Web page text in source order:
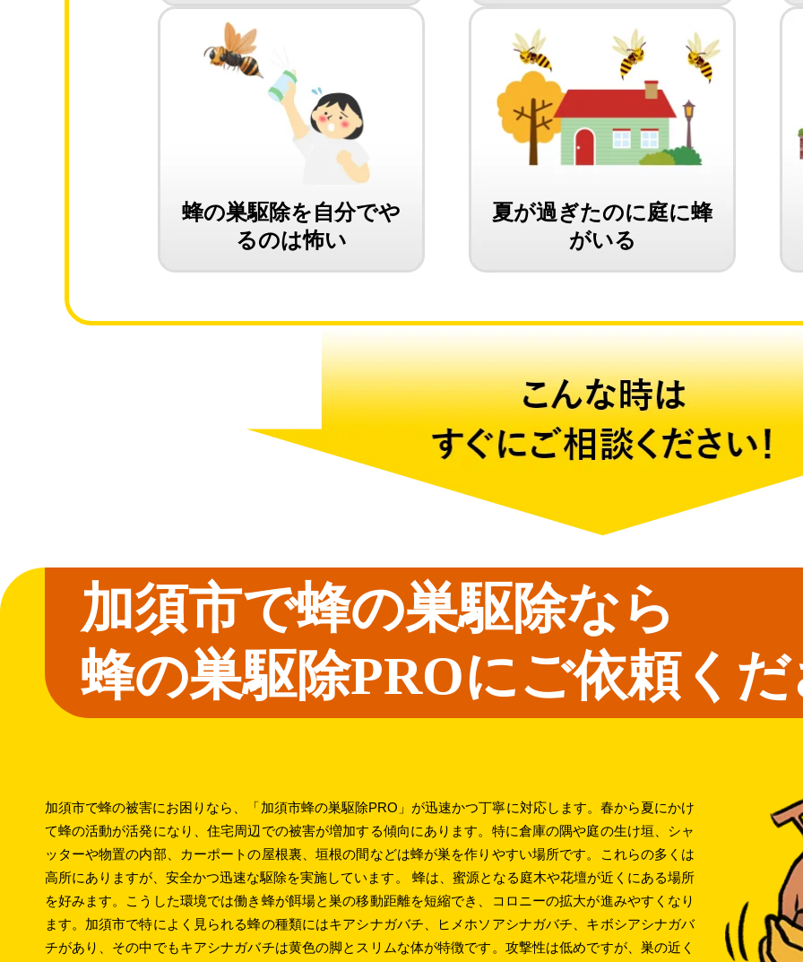
蜂の巣駆除を自分でや
るのは怖い
夏が過ぎたのに庭に蜂
がいる
加須市で蜂の巣駆除なら
蜂の巣駆除PROにご依頼く
加須市で蜂の被害にお困りなら、「加須市蜂の巣駆除PRO」が迅速かつ丁寧に対応します。春から夏にかけ
て蜂の活動が活発になり、住宅周辺での被害が増加する傾向にあります。特に倉庫の隅や庭の生け垣、シャ
ッターや物置の内部、カーポートの屋根裏、垣根の間などは蜂が巣を作りやすい場所です。これらの多くは
高所にありますが、安全かつ迅速な駆除を実施しています。 蜂は、蜜源となる庭木や花壇が近くにある場所
を好みます。こうした環境では働き蜂が餌場と巣の移動距離を短縮でき、コロニーの拡大が進みやすくなり
ます。加須市で特によく見られる蜂の種類にはキアシナガバチ、ヒメホソアシナガバチ、キボシアシナガバ
チがあり、その中でもキアシナガバチは黄色の脚とスリムな体が特徴です。攻撃性は低めですが、巣の近く